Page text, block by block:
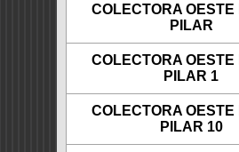
COLECTORA
PILAR
COLECTORA
PILAR 1
COLECTORA
PILAR 10